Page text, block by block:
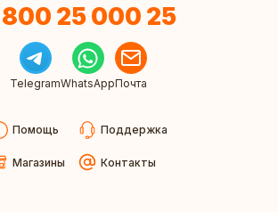
25 000 25
TelegramWhatsAppПочта
Помощь Поддержка
Магазины Контакты